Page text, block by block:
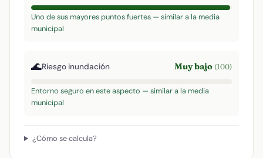
Uno de sus mayores puntos fuertes — similar a la media
municipal
🌊Riesgo inundación Muy bajo (100)
Entorno seguro en este aspecto — similar a la media
municipal
¿Cómo se calcula?